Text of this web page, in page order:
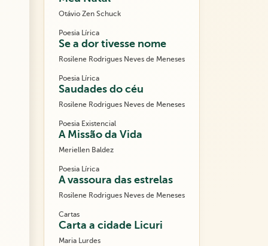
Otávio Zen Schuck
Poesia Lírica
Se a dor tivesse nome
Rosilene Rodrigues Neves de Meneses
Poesia Lírica
Saudades do céu
Rosilene Rodrigues Neves de Meneses
Poesia Existencial
A Missão da Vida
Meriellen Baldez
Poesia Lírica
A vassoura das estrelas
Rosilene Rodrigues Neves de Meneses
Cartas
Carta a cidade Licuri
Maria Lurdes